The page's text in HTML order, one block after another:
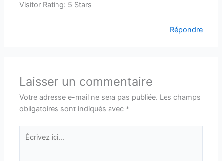
Visitor Rating: 5 Stars
Répondre
Laisser un commentaire
Votre adresse e-mail ne sera pas publiée. Les champs
obligatoires sont indiqués avec *
Écrivez